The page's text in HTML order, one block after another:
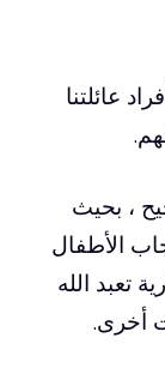
عائلتنا
، بحيث
الأطفال
تعبد الله
أخرى.